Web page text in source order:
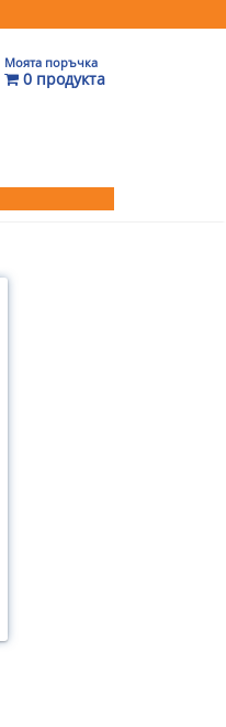
Моята поръчка
0 продукта